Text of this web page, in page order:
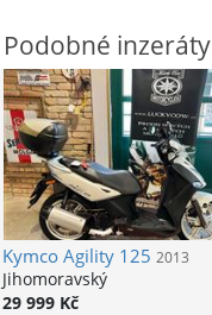
Podobné inzeráty
KymcoAgility 125 2013
Jihomoravský
29 999 Kč